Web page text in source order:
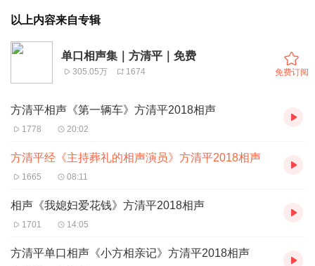
以上内容来自专辑
单口相声集｜方清平｜免费
305.05万 1674 免费订阅
方清平相声《第一辆车》方清平2018相声
1778 20:02
方清平经《主持葬礼的相声演员》方清平2018相声
1665 08:11
相声《我媳妇爱花钱》方清平2018相声
1701 14:05
方清平单口相声《小方相亲记》方清平2018相声